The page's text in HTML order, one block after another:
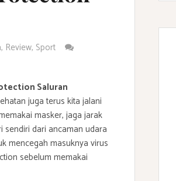
, Review, Sport
Saluran
juga terus kita jalani
masker, jaga jarak
sendiri dari ancaman udara
mencegah masuknya virus
sebelum memakai